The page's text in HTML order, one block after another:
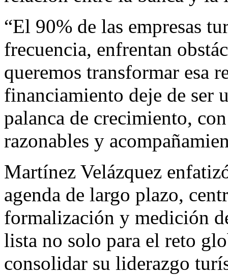
“El 90% de las empresas
frecuencia, enfrentan
queremos transformar esa
financiamiento deje de ser
palanca de crecimiento,
razonables y
Martínez Velázquez
agenda de largo plazo,
formalización y medición
lista no solo para el reto
consolidar su liderazgo